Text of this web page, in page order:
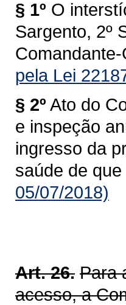
§ 1º O
Sargento, 2º
pela Lei
§ 2º Ato do
e inspeção
ingresso da
saúde de
05/07/2018)
Art. 26. Para
acesso, a